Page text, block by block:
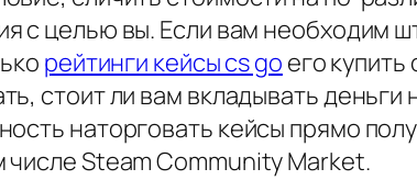
с целью вы. Если вам необходим
рейтинги кейсы cs go его купить
стоит ли вам вкладывать деньги
наторговать кейсы прямо
Steam Community Market.